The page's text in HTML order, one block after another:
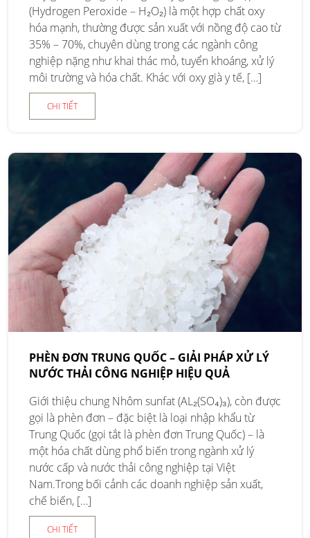
(Hydrogen Peroxide – H₂O₂) là một hợp chất oxy
hóa mạnh, thường được sản xuất với nồng độ cao từ
35% – 70%, chuyên dùng trong các ngành công
nghiệp nặng như khai thác mỏ, tuyển khoáng, xử lý
môi trường và hóa chất. Khác với oxy già y tế, […]
CHI TIẾT
PHÈN ĐƠN TRUNG QUỐC – GIẢI PHÁP XỬ LÝ
NƯỚC THẢI CÔNG NGHIỆP HIỆU QUẢ
Giới thiệu chung Nhôm sunfat (AL₂(SO₄)₃), còn được
gọi là phèn đơn – đặc biệt là loại nhập khẩu từ
Trung Quốc (gọi tắt là phèn đơn Trung Quốc) – là
một hóa chất dùng phổ biến trong ngành xử lý
nước cấp và nước thải công nghiệp tại Việt
Nam.Trong bối cảnh các doanh nghiệp sản xuất,
chế biến, […]
CHI TIẾT